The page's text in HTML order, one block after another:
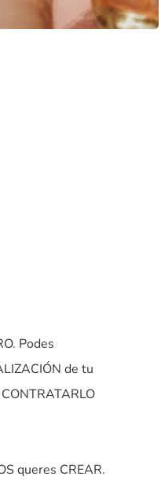
Podes
de tu
queres CREAR.